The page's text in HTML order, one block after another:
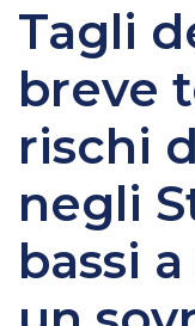
Tagli
breve
rischi
negli
bassi